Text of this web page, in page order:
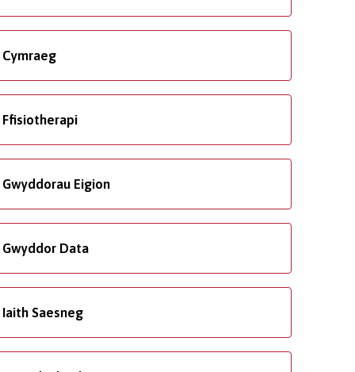
Cymraeg
Ffisiotherapi
Gwyddorau Eigion
Gwyddor Data
Iaith Saesneg